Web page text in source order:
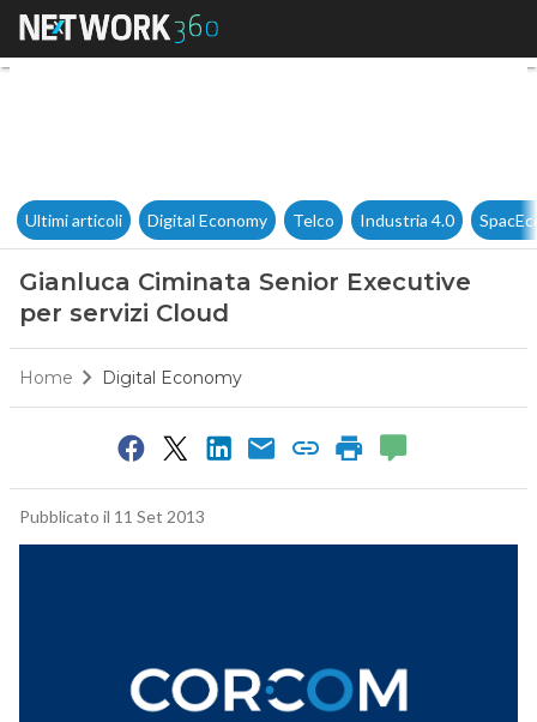
Gianluca Ciminata Senior
Ultimi articoli Digital Economy Telco Industria 4.0
Gianluca Ciminata Senior Executive
per servizi Cloud
Home Digital Economy
Pubblicato il 11 Set 2013